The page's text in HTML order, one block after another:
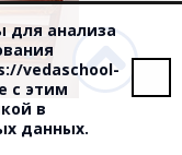
для анализа
vedaschool-
с этим
в
данных.